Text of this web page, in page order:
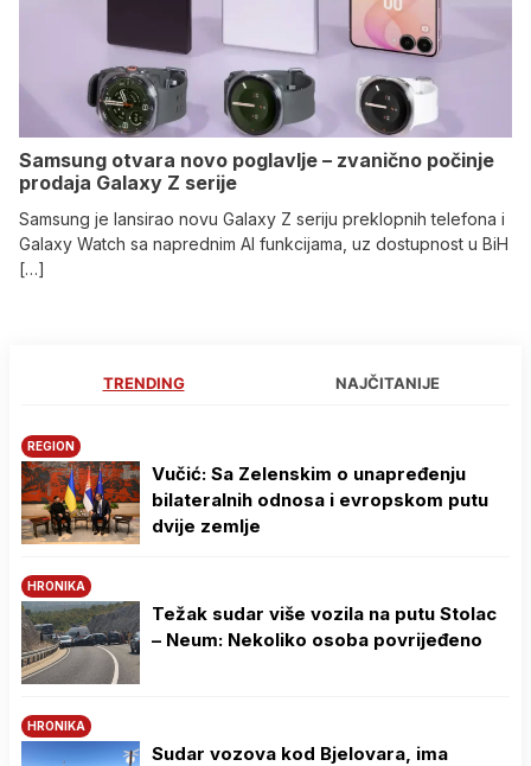
Samsung otvara novo poglavlje – zvanično počinje
prodaja Galaxy Z serije
Samsung je lansirao novu Galaxy Z seriju preklopnih telefona i
Galaxy Watch sa naprednim AI funkcijama, uz dostupnost u BiH
[…]
TRENDING NAJČITANIJE
REGION
Vučić: Sa Zelenskim o unapređenju
bilateralnih odnosa i evropskom putu
dvije zemlje
HRONIKA
Težak sudar više vozila na putu Stolac
– Neum: Nekoliko osoba povrijeđeno
HRONIKA
Sudar vozova kod Bjelovara, ima